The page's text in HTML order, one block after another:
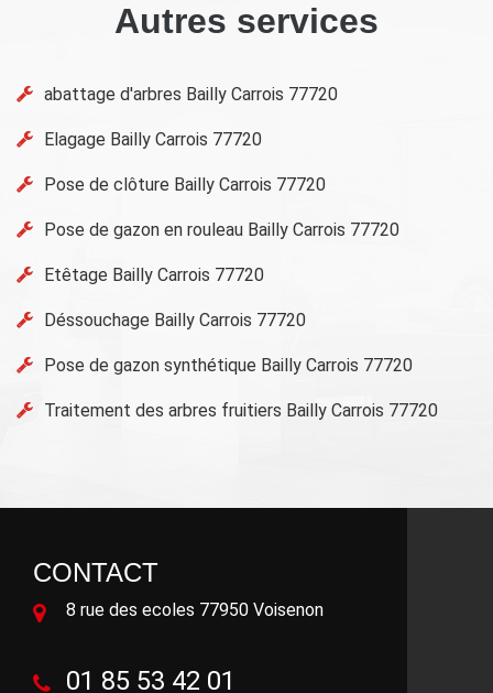
Autres services
abattage d'arbres Bailly Carrois 77720
Elagage Bailly Carrois 77720
Pose de clôture Bailly Carrois 77720
Pose de gazon en rouleau Bailly Carrois 77720
Etêtage Bailly Carrois 77720
Déssouchage Bailly Carrois 77720
Pose de gazon synthétique Bailly Carrois 77720
Traitement des arbres fruitiers Bailly Carrois 77720
CONTACT
8 rue des ecoles 77950 Voisenon
01 85 53 42 01